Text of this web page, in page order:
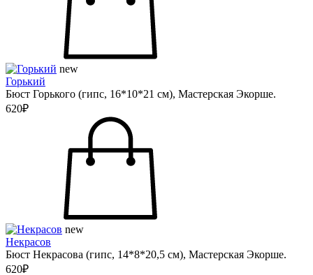
new
Горький
Бюст Горького (гипс, 16*10*21 см), Мастерская Экорше.
620₽
new
Некрасов
Бюст Некрасова (гипс, 14*8*20,5 см), Мастерская Экорше.
620₽